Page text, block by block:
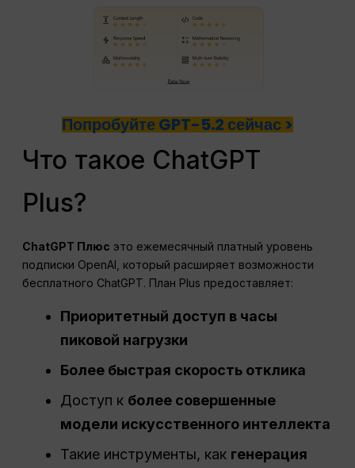
Попробуйте GPT-5.2 сейчас >
Что такое ChatGPT
Plus?
ChatGPT Плюс это ежемесячный платный уровень
подписки OpenAI, который расширяет возможности
бесплатного ChatGPT. План Plus предоставляет:
Приоритетный доступ в часы
пиковой нагрузки
Более быстрая скорость отклика
Доступ к более совершенные
модели искусственного интеллекта
Такие инструменты, как генерация